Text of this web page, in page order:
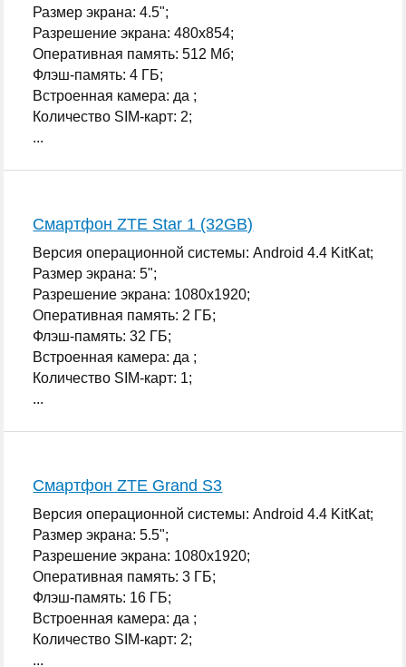
Размер экрана: 4.5";
Разрешение экрана: 480x854;
Оперативная память: 512 Мб;
Флэш-память: 4 ГБ;
Встроенная камера: да ;
Количество SIM-карт: 2;
...
Смартфон ZTE Star 1 (32GB)
Версия операционной системы: Android 4.4 KitKat;
Размер экрана: 5";
Разрешение экрана: 1080x1920;
Оперативная память: 2 ГБ;
Флэш-память: 32 ГБ;
Встроенная камера: да ;
Количество SIM-карт: 1;
...
Смартфон ZTE Grand S3
Версия операционной системы: Android 4.4 KitKat;
Размер экрана: 5.5";
Разрешение экрана: 1080x1920;
Оперативная память: 3 ГБ;
Флэш-память: 16 ГБ;
Встроенная камера: да ;
Количество SIM-карт: 2;
...